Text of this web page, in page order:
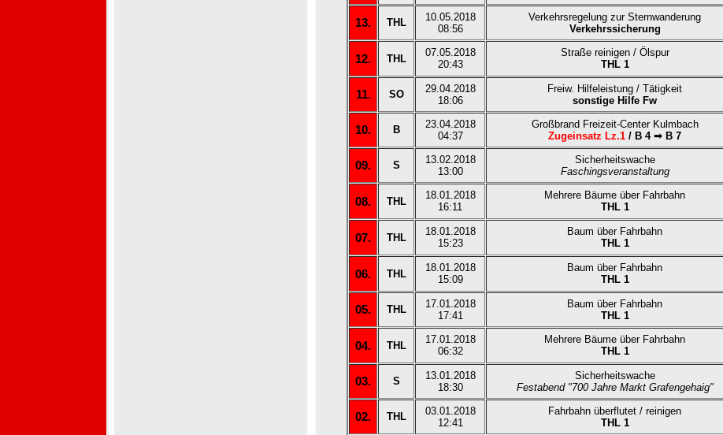
13. THL
10.05.2018
08:56
Verkehrsregelung zur Sternwanderung
Verkehrssicherung
12. THL
07.05.2018
20:43
Straße reinigen / Ölspur
THL 1
11. SO
29.04.2018
18:06
Freiw. Hilfeleistung / Tätigkeit
sonstige Hilfe Fw
10. B
23.04.2018
04:37
Großbrand Freizeit-Center Kulmbach
Zugeinsatz Lz.1 / B 4 ➟ B 7
09. S
13.02.2018
13:00
Sicherheitswache
Faschingsveranstaltung
08. THL
18.01.2018
16:11
Mehrere Bäume über Fahrbahn
THL 1
07. THL
18.01.2018
15:23
Baum über Fahrbahn
THL 1
06. THL
18.01.2018
15:09
Baum über Fahrbahn
THL 1
05. THL
17.01.2018
17:41
Baum über Fahrbahn
THL 1
04. THL
17.01.2018
06:32
Mehrere Bäume über Fahrbahn
THL 1
03. S
13.01.2018
18:30
Sicherheitswache
Festabend "700 Jahre Markt Grafengehaig"
02. THL
03.01.2018
12:41
Fahrbahn überflutet / reinigen
THL 1